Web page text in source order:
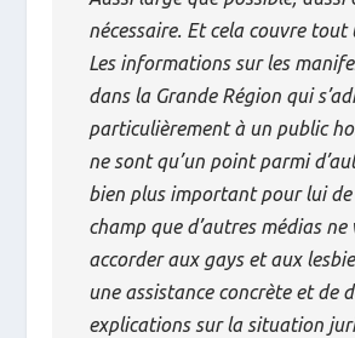
nécessaire. Et cela couvre tout
Les informations sur les
dans la Grande Région qui
particulièrement à un public
ne sont qu’un point parmi
bien plus important pour lui
champ que d’autres médias ne
accorder aux gays et aux
une assistance concrète et de
explications sur la situation